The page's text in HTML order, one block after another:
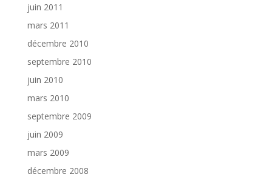
juin 2011
mars 2011
décembre 2010
septembre 2010
juin 2010
mars 2010
septembre 2009
juin 2009
mars 2009
décembre 2008